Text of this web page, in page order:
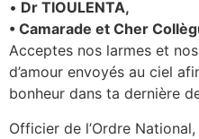
• Dr TIOULENTA,
• Camarade et Cher
Acceptes nos larmes et
d’amour envoyés au ciel
bonheur dans ta dernière
Officier de l’Ordre